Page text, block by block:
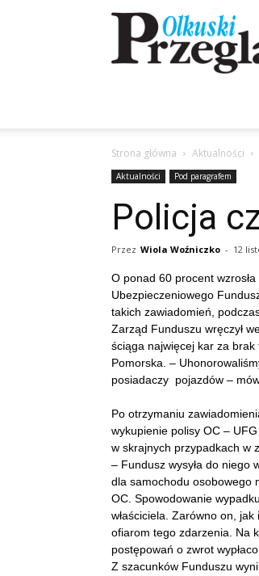
Przegląd
Olkuski
Strona główna Aktualności
Aktualności Pod paragrafem
Policja
Przez Wiola Woźniczko - 12
O ponad 60 procent
Ubezpieczeniowego
takich zawiadomień,
Zarząd Funduszu wręczył
ściąga najwięcej kar za
Pomorska. –
posiadaczy pojazdów –
Po otrzymaniu
wykupienie polisy OC –
w skrajnych przypadkach w
– Fundusz wysyła do niego
dla samochodu osobowego
OC. Spowodowanie
właściciela. Zarówno on,
ofiarom tego zdarzenia. Na
postępowań o zwrot
Z szacunków Funduszu